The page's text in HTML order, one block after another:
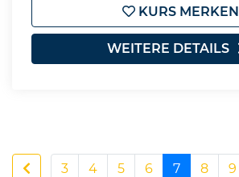
KURS MERKEN
WEITERE DETAILS
3 4 5 6 7 8 9